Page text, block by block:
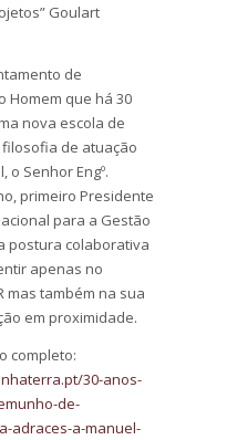
Goulart
de
Homem que há 30
nova escola de
de atuação
o Senhor Engº.
primeiro Presidente
para a Gestão
postura colaborativa
apenas no
mas também na sua
em proximidade.
completo:
30-anos-
de-
adraces-a-manuel-